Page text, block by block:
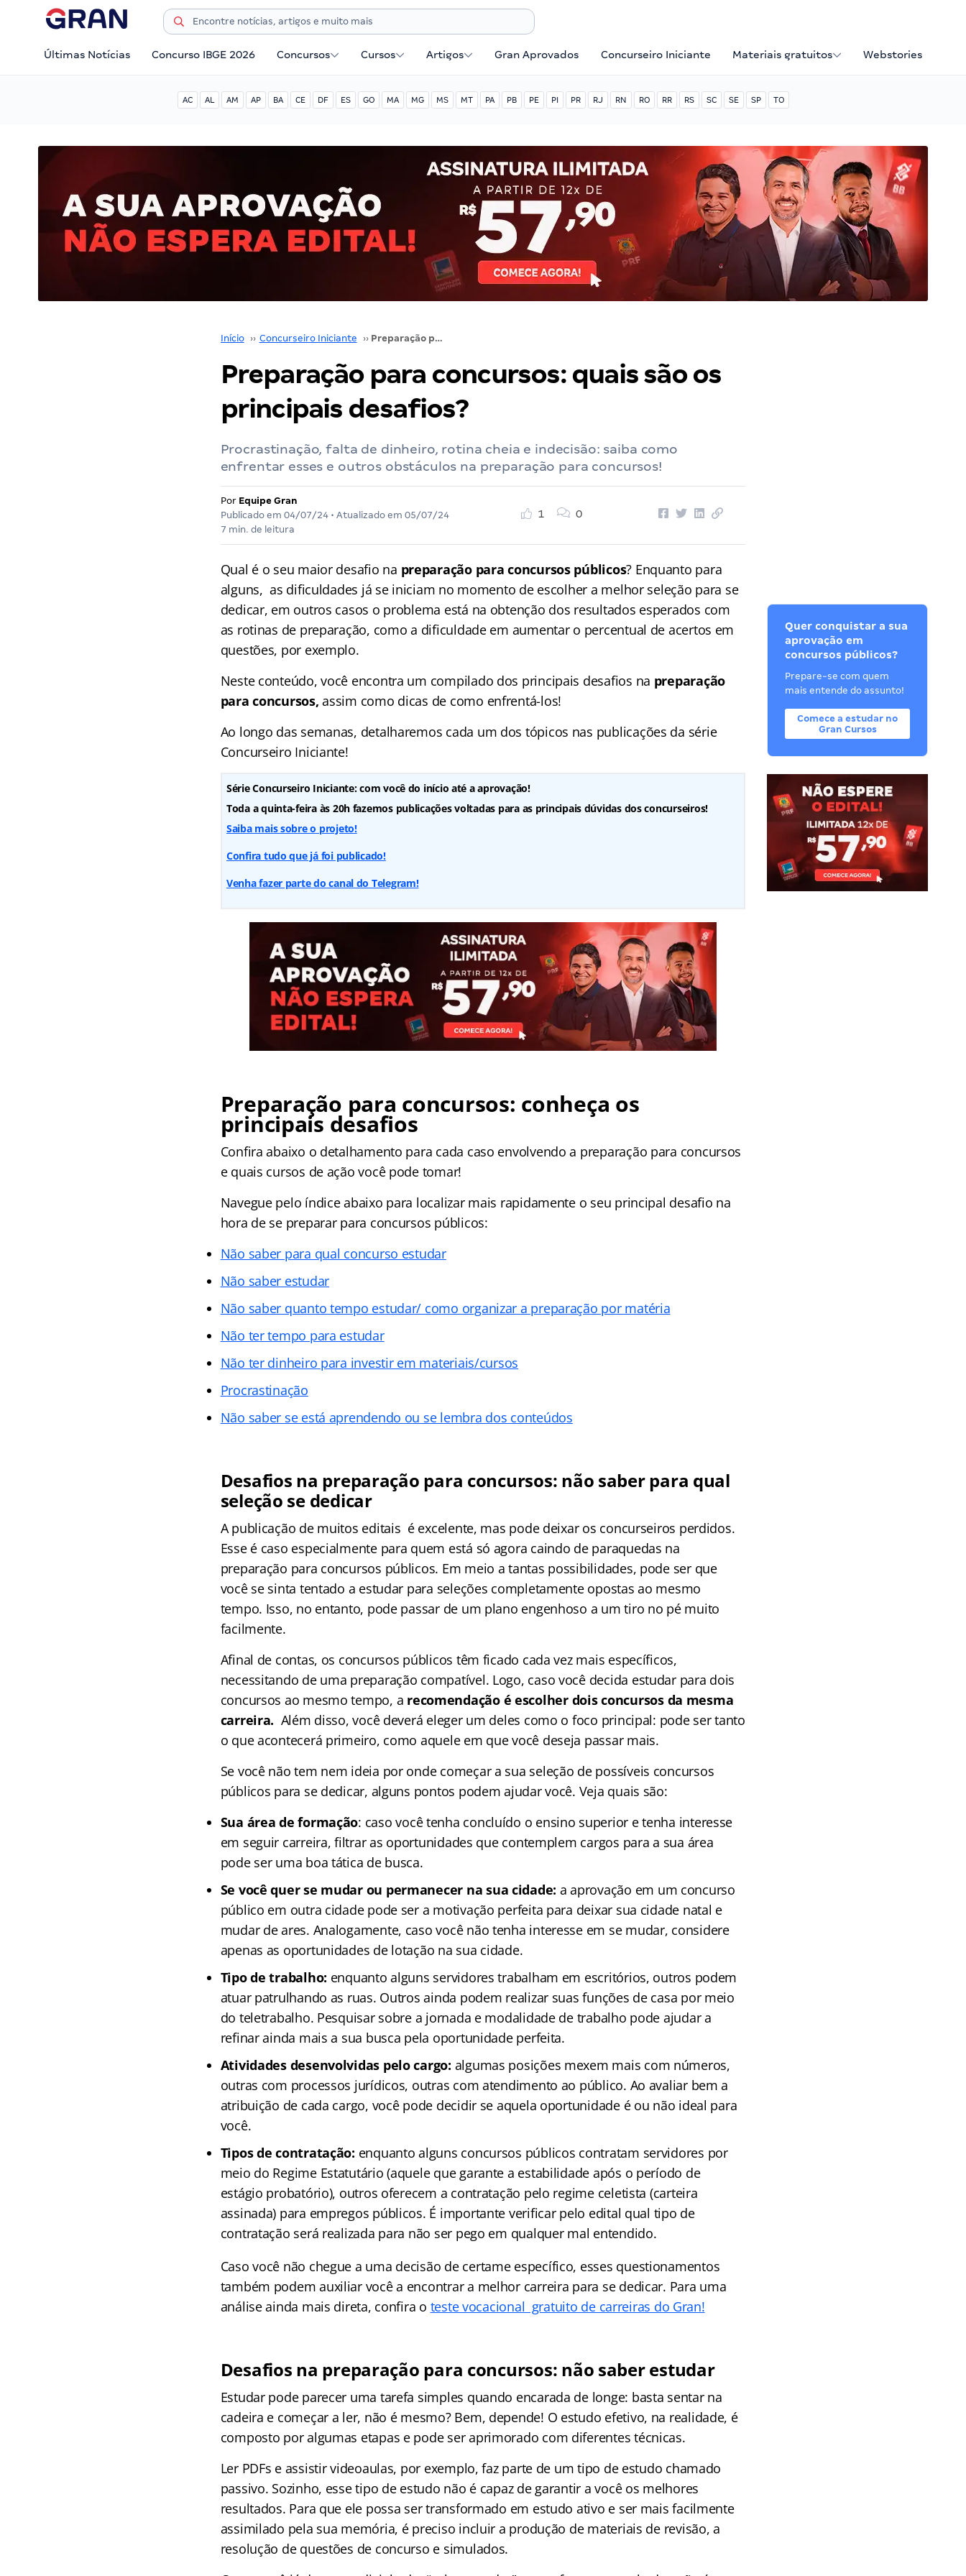
Últimas Notícias Concurso IBGE 2026 Concursos Cursos Artigos Gran Aprovados Concurseiro Iniciante Materiais gratuitos Webstories
AC AL AM AP BA CE DF ES GO MA MG MS MT PA PB PE PI PR RJ RN RO RR RS SC SE SP TO
Início ›› Concurseiro Iniciante ›› Preparação para concursos: quais são os principais desafios?
Preparação para concursos: quais são os
principais desafios?
Procrastinação, falta de dinheiro, rotina cheia e indecisão: saiba como
enfrentar esses e outros obstáculos na preparação para concursos!
Por Equipe Gran
Publicado em 04/07/24• Atualizado em 05/07/24
7 min. de leitura
1 0
Qual é o seu maior desafio na preparação para concursos públicos? Enquanto para
alguns, as dificuldades já se iniciam no momento de escolher a melhor seleção para se
dedicar, em outros casos o problema está na obtenção dos resultados esperados com
as rotinas de preparação, como a dificuldade em aumentar o percentual de acertos em
questões, por exemplo.
Neste conteúdo, você encontra um compilado dos principais desafios na preparação
para concursos, assim como dicas de como enfrentá-los!
Ao longo das semanas, detalharemos cada um dos tópicos nas publicações da série
Concurseiro Iniciante!
Série Concurseiro Iniciante: com você do início até a aprovação!
Toda a quinta-feira às 20h fazemos publicações voltadas para as principais dúvidas dos concurseiros!
Saiba mais sobre o projeto!
Confira tudo que já foi publicado!
Venha fazer parte do canal do Telegram!
Preparação para concursos: conheça os
principais desafios
Confira abaixo o detalhamento para cada caso envolvendo a preparação para concursos
e quais cursos de ação você pode tomar!
Navegue pelo índice abaixo para localizar mais rapidamente o seu principal desafio na
hora de se preparar para concursos públicos:
Não saber para qual concurso estudar
Não saber estudar
Não saber quanto tempo estudar/ como organizar a preparação por matéria
Não ter tempo para estudar
Não ter dinheiro para investir em materiais/cursos
Procrastinação
Não saber se está aprendendo ou se lembra dos conteúdos
Desafios na preparação para concursos: não saber para qual
seleção se dedicar
A publicação de muitos editais é excelente, mas pode deixar os concurseiros perdidos.
Esse é caso especialmente para quem está só agora caindo de paraquedas na
preparação para concursos públicos. Em meio a tantas possibilidades, pode ser que
você se sinta tentado a estudar para seleções completamente opostas ao mesmo
tempo. Isso, no entanto, pode passar de um plano engenhoso a um tiro no pé muito
facilmente.
Afinal de contas, os concursos públicos têm ficado cada vez mais específicos,
necessitando de uma preparação compatível. Logo, caso você decida estudar para dois
concursos ao mesmo tempo, a recomendação é escolher dois concursos da mesma
carreira. Além disso, você deverá eleger um deles como o foco principal: pode ser tanto
o que acontecerá primeiro, como aquele em que você deseja passar mais.
Se você não tem nem ideia por onde começar a sua seleção de possíveis concursos
públicos para se dedicar, alguns pontos podem ajudar você. Veja quais são:
Sua área de formação: caso você tenha concluído o ensino superior e tenha interesse
em seguir carreira, filtrar as oportunidades que contemplem cargos para a sua área
pode ser uma boa tática de busca.
Se você quer se mudar ou permanecer na sua cidade: a aprovação em um concurso
público em outra cidade pode ser a motivação perfeita para deixar sua cidade natal e
mudar de ares. Analogamente, caso você não tenha interesse em se mudar, considere
apenas as oportunidades de lotação na sua cidade.
Tipo de trabalho: enquanto alguns servidores trabalham em escritórios, outros podem
atuar patrulhando as ruas. Outros ainda podem realizar suas funções de casa por meio
do teletrabalho. Pesquisar sobre a jornada e modalidade de trabalho pode ajudar a
refinar ainda mais a sua busca pela oportunidade perfeita.
Atividades desenvolvidas pelo cargo: algumas posições mexem mais com números,
outras com processos jurídicos, outras com atendimento ao público. Ao avaliar bem a
atribuição de cada cargo, você pode decidir se aquela oportunidade é ou não ideal para
você.
Tipos de contratação: enquanto alguns concursos públicos contratam servidores por
meio do Regime Estatutário (aquele que garante a estabilidade após o período de
estágio probatório), outros oferecem a contratação pelo regime celetista (carteira
assinada) para empregos públicos. É importante verificar pelo edital qual tipo de
contratação será realizada para não ser pego em qualquer mal entendido.
Caso você não chegue a uma decisão de certame específico, esses questionamentos
também podem auxiliar você a encontrar a melhor carreira para se dedicar. Para uma
análise ainda mais direta, confira o teste vocacional gratuito de carreiras do Gran!
Desafios na preparação para concursos: não saber estudar
Estudar pode parecer uma tarefa simples quando encarada de longe: basta sentar na
cadeira e começar a ler, não é mesmo? Bem, depende! O estudo efetivo, na realidade, é
composto por algumas etapas e pode ser aprimorado com diferentes técnicas.
Ler PDFs e assistir videoaulas, por exemplo, faz parte de um tipo de estudo chamado
passivo. Sozinho, esse tipo de estudo não é capaz de garantir a você os melhores
resultados. Para que ele possa ser transformado em estudo ativo e ser mais facilmente
assimilado pela sua memória, é preciso incluir a produção de materiais de revisão, a
resolução de questões de concurso e simulados.
Quer conquistar a sua
aprovação em
concursos públicos?
Prepare-se com quem
mais entende do assunto!
Comece a estudar no
Gran Cursos